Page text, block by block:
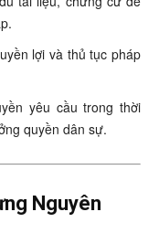
lợi và thủ tục pháp
yêu cầu trong thời
quyền dân sự.
Nguyên